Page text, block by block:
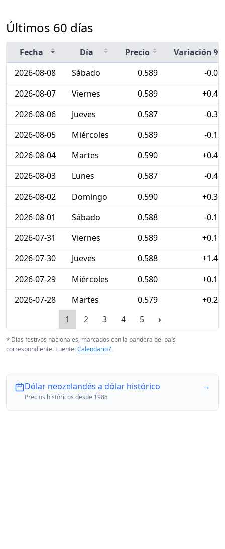
Últimos 60 días
Fecha Día Precio
Variación %
2026-08-08
Sábado 0.589
-
2026-08-07
Viernes 0.589
2026-08-06
Jueves 0.587
-
2026-08-05
Miércoles 0.589
-
2026-08-04
Martes 0.590
2026-08-03
Lunes 0.587
-
2026-08-02
Domingo 0.590
2026-08-01
Sábado 0.588
-
2026-07-31
Viernes 0.589
2026-07-30
Jueves 0.588
2026-07-29
Miércoles 0.580
2026-07-28
Martes 0.579
1
2 3 4 5 ›
* Días festivos nacionales, marcados con la bandera del país
correspondiente. Fuente:Calendario7.
Dólar neozelandés a dólar histórico
Precios históricos desde 1988
→